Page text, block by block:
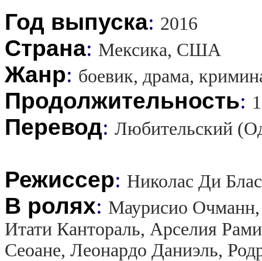
Год выпуска: 2016
Страна: Мексика, США
Жанр: боевик, драма,
Продолжительность:
Перевод: Любительский
Режиссер: Николас Ди
В ролях: Маурисио Очманн,
Итати Кантораль, Арселия
Сеоане, Леонардо Даниэль,